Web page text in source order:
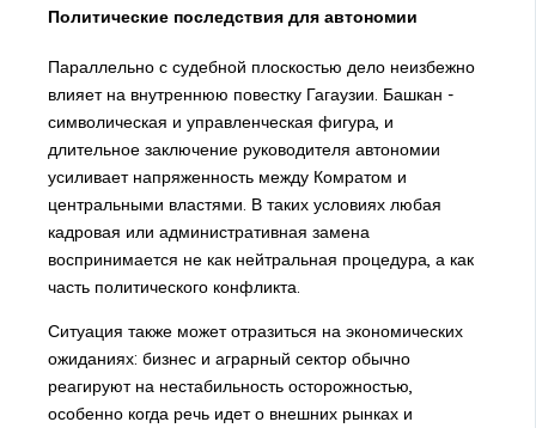
Политические последствия для автономии
Параллельно с судебной плоскостью дело неизбежно
влияет на внутреннюю повестку Гагаузии. Башкан -
символическая и управленческая фигура, и
длительное заключение руководителя автономии
усиливает напряженность между Комратом и
центральными властями. В таких условиях любая
кадровая или административная замена
воспринимается не как нейтральная процедура, а как
часть политического конфликта.
Ситуация также может отразиться на экономических
ожиданиях: бизнес и аграрный сектор обычно
реагируют на нестабильность осторожностью,
особенно когда речь идет о внешних рынках и